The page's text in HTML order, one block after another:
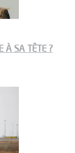
À SA TÊTE ?